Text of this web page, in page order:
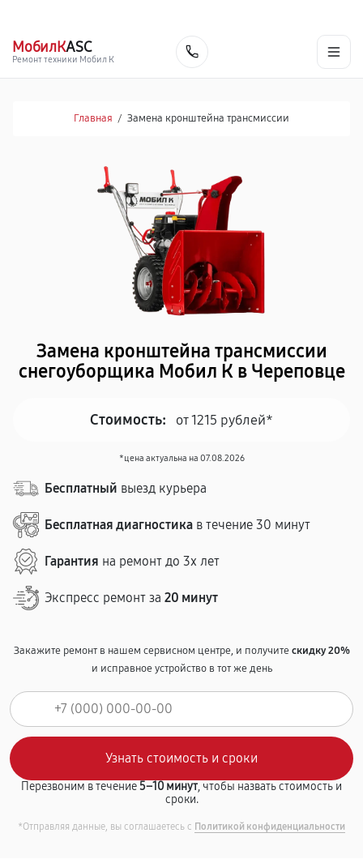
МобилКASC
Ремонт техники Мобил К
Главная / Замена кронштейна трансмиссии
Замена кронштейна трансмиссии
снегоуборщика Мобил К в Череповце
Стоимость: от 1215 рублей*
*цена актуальна на 07.08.2026
Бесплатный выезд курьера
Бесплатная диагностика в течение 30 минут
Гарантия на ремонт до 3х лет
Экспресс ремонт за 20 минут
Закажите ремонт в нашем сервисном центре, и получитескидку 20%
и исправное устройство в тот же день
Перезвоним в течение5–10 минут, чтобы назвать стоимость и
сроки.
*Отправляя данные, вы соглашаетесь с Политикой конфиденциальности